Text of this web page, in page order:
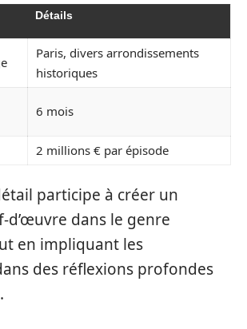
Détails
Paris, divers arrondissements
historiques
6 mois
2 millions € par épisode
participe à créer un
d’œuvre dans le genre
en impliquant les
des réflexions profondes